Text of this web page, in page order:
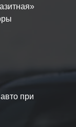
при